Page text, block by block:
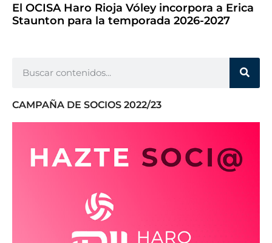
El OCISA Haro Rioja Vóley incorpora a Erica
Staunton para la temporada 2026-2027
CAMPAÑA DE SOCIOS 2022/23